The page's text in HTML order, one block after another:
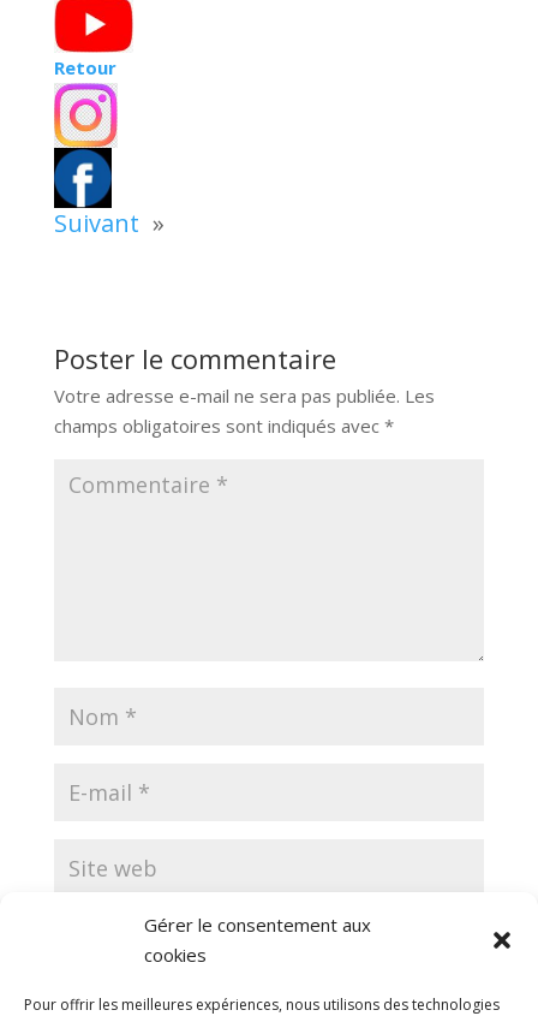
Gérer le consentement aux
cookies
Pour offrir les meilleures expériences, nous utilisons des technologies
Retour
Suivant »
Poster le commentaire
Votre adresse e-mail ne sera pas publiée. Les
champs obligatoires sont indiqués avec *
Enregistrer mon nom, mon e-mail et mon site
dans le navigateur pour mon prochain commentaire.